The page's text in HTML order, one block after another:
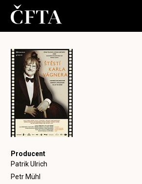
Producent
Patrik Ulrich
Petr Mühl